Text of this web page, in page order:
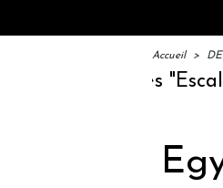
Accueil >
des